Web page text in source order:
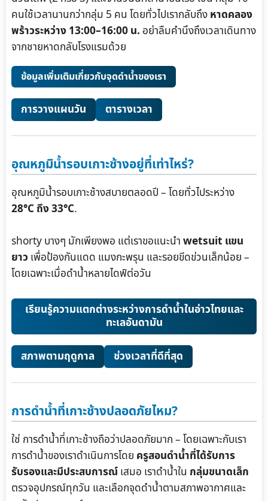
คนใช้เวลานานกว่ากลุ่ม 5 คน โดยทั่วไปเรากลับถึงหาดคลอง
พร้าวระหว่าง 13:00–16:00 น. อย่าลืมคำนึงถึงเวลาเดินทาง
จากชายหาดกลับโรงแรมด้วย
ข้อมูลเพิ่มเติมเกี่ยวกับจุดดำน้ำของเรา
การวางแผนวัน ตารางเวลา
อุณหภูมิน้ำรอบเกาะช้างอยู่ที่เท่าไหร่?
อุณหภูมิน้ำรอบเกาะช้างสบายตลอดปี – โดยทั่วไประหว่าง
28°C ถึง 33°C.
shorty บางๆ มักเพียงพอ แต่เราขอแนะนำwetsuit แขน
ยาว เพื่อป้องกันแดด แมงกะพรุน และรอยขีดข่วนเล็กน้อย –
โดยเฉพาะเมื่อดำน้ำหลายไดฟ์ต่อวัน
เรียนรู้ความแตกต่างระหว่างการดำน้ำในอ่าวไทยและ
ทะเลอันดามัน
สภาพตามฤดูกาล ช่วงเวลาที่ดีที่สุด
การดำน้ำที่เกาะช้างปลอดภัยไหม?
ใช่ การดำน้ำที่เกาะช้างถือว่าปลอดภัยมาก – โดยเฉพาะกับเรา
การดำน้ำของเราดำเนินการโดย ครูสอนดำน้ำที่ได้รับการ
รับรองและมีประสบการณ์เสมอ เราดำน้ำใน กลุ่มขนาดเล็ก
ตรวจอุปกรณ์ทุกวัน และเลือกจุดดำน้ำตามสภาพอากาศและ